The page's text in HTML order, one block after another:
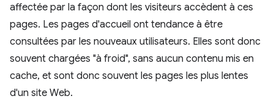
affectée par la façon dont les visiteurs accèdent à ces
pages. Les pages d'accueil ont tendance à être
consultées par les nouveaux utilisateurs. Elles sont donc
souvent chargées "à froid", sans aucun contenu mis en
cache, et sont donc souvent les pages les plus lentes
d'un site Web.